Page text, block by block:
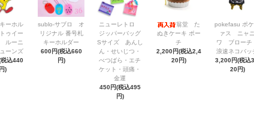
ーホル
ゥイー
ルーニ
ーンズ
込440
円)
sublo-サブロ オ
リジナル 番号札
キーホルダー
600円(税込660
円)
ニューレトロ
ジッパーバッグ
Sサイズ あんし
ん・せいじつ・
べつばら・エチ
ケット・頭痛・
金運
450円(税込495
円)
翁堂 た
ぬきケーキ ポー
チ
2,200円(税込2,4
20円)
pokefasu ポ
ァス ニャニ
ワ ブロー
浪速ネコバッ
3,200円(税込
20円)